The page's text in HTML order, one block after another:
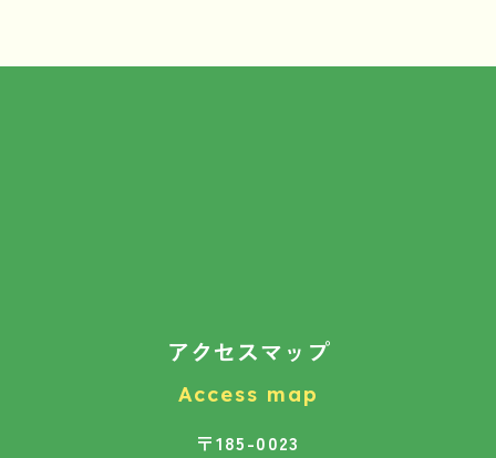
アクセスマップ
Access map
〒185-0023